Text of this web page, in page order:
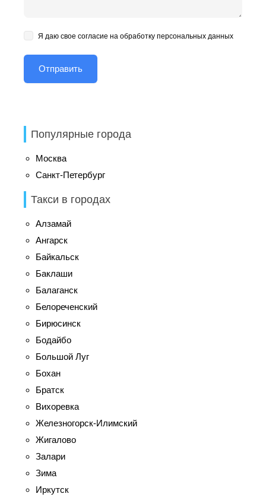
Я даю свое согласие на обработку персональных данных
Популярные города
Москва
Санкт-Петербург
Такси в городах
Алзамай
Ангарск
Байкальск
Баклаши
Балаганск
Белореченский
Бирюсинск
Бодайбо
Большой Луг
Бохан
Братск
Вихоревка
Железногорск-Илимский
Жигалово
Залари
Зима
Иркутск